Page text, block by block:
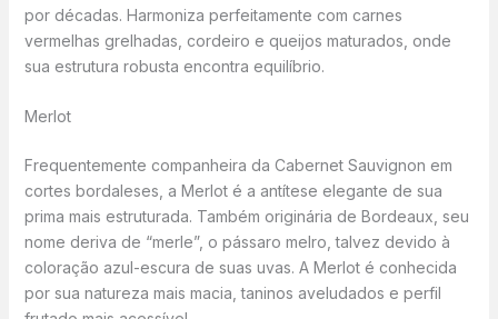
por décadas. Harmoniza perfeitamente com carnes
vermelhas grelhadas, cordeiro e queijos maturados, onde
sua estrutura robusta encontra equilíbrio.
Merlot
Frequentemente companheira da Cabernet Sauvignon em
cortes bordaleses, a Merlot é a antítese elegante de sua
prima mais estruturada. Também originária de Bordeaux, seu
nome deriva de “merle”, o pássaro melro, talvez devido à
coloração azul-escura de suas uvas. A Merlot é conhecida
por sua natureza mais macia, taninos aveludados e perfil